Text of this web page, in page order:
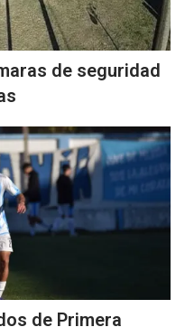
de seguridad
de Primera